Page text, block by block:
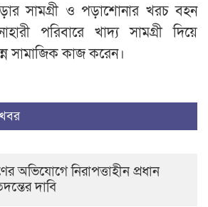
সামগ্রী ও পড়াশোনার খরচ বহন
পরিবারে খাদ্য সামগ্রী দিয়ে
সামাজিক কাজ করেন।
অভিযোগে নিরাপত্তাহীন প্রধান
দাবি